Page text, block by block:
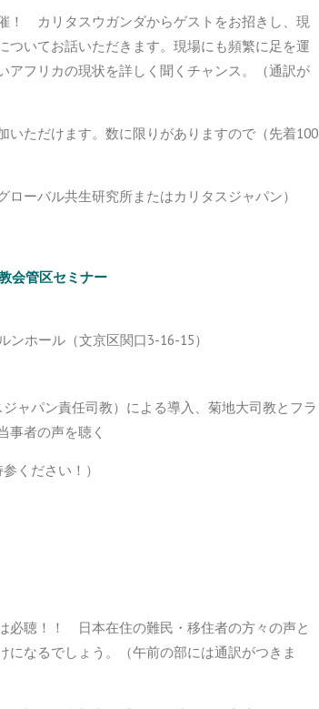
！ カリタスウガンダからゲストをお招きし、現
ついてお話いただきます。現場にも頻繁に足を運
アフリカの現状を詳しく聞くチャンス。（通訳が
いただけます。数に限りがありますので（先着100
ーバル共生研究所またはカリタスジャパン）
会管区セミナー
ホール（文京区関口3-16-15）
ャパン責任司教）による導入、菊地大司教とフラ
事者の声を聴く
ください！）
必聴！！ 日本在住の難民・移住者の方々の声と
になるでしょう。（午前の部には通訳がつきま